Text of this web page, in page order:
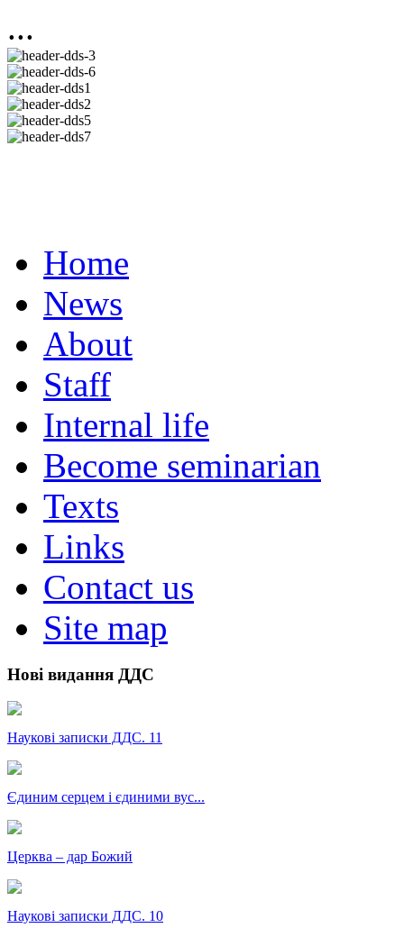
...
Home
News
About
Staff
Internal life
Become seminarian
Texts
Links
Contact us
Site map
Нові видання ДДС
Наукові записки ДДС. 11
Єдиним серцем і єдиними вус...
Церква – дар Божий
Наукові записки ДДС. 10